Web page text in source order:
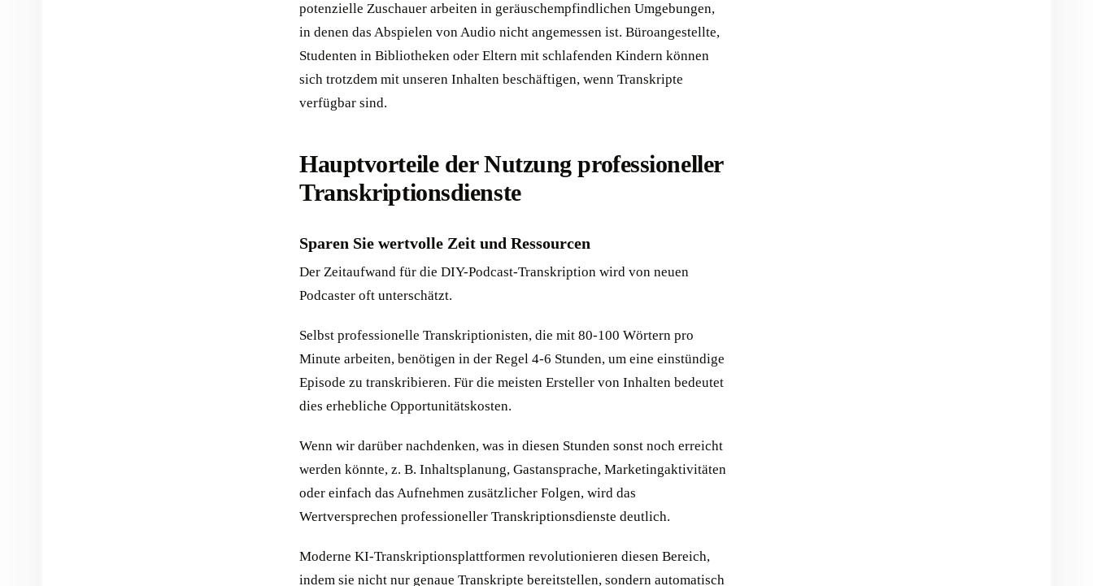
potenzielle Zuschauer arbeiten in geräuschempfindlichen Umgebungen,
in denen das Abspielen von Audio nicht angemessen ist. Büroangestellte,
Studenten in Bibliotheken oder Eltern mit schlafenden Kindern können
sich trotzdem mit unseren Inhalten beschäftigen, wenn Transkripte
verfügbar sind.
Hauptvorteile der Nutzung professioneller
Transkriptionsdienste
Sparen Sie wertvolle Zeit und Ressourcen
Der Zeitaufwand für die DIY-Podcast-Transkription wird von neuen
Podcaster oft unterschätzt.
Selbst professionelle Transkriptionisten, die mit 80-100 Wörtern pro
Minute arbeiten, benötigen in der Regel 4-6 Stunden, um eine einstündige
Episode zu transkribieren. Für die meisten Ersteller von Inhalten bedeutet
dies erhebliche Opportunitätskosten.
Wenn wir darüber nachdenken, was in diesen Stunden sonst noch erreicht
werden könnte, z. B. Inhaltsplanung, Gastansprache, Marketingaktivitäten
oder einfach das Aufnehmen zusätzlicher Folgen, wird das
Wertversprechen professioneller Transkriptionsdienste deutlich.
Moderne KI-Transkriptionsplattformen revolutionieren diesen Bereich,
indem sie nicht nur genaue Transkripte bereitstellen, sondern automatisch